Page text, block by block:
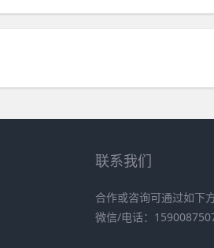
联系我们
合作或咨询可通过如下
微信/电话：